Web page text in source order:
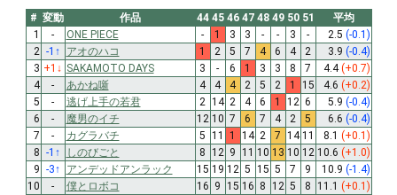
# 変動 作品 44 45 46 47 48 49 50 51
平均
1
- ONE PIECE - 1 3 3 - - 3 - 2.5 (-0.1)
2 -1 ↑ アオのハコ 1 2 5 7 4 6 4 2 3.9 (-0.4)
3 +1 ↓ SAKAMOTO DAYS 3 - 6 1 3 3 8 7 4.4(+0.7)
4
- あかね噺 4 4 4 2 5 2 1 15 4.6 (+0.2)
5
- 逃げ上手の若君 2 14 2 4 6 1 12 6 5.9 (-0.4)
6
- 魔男のイチ 12 10 7 6 7 4 2 5 6.6 (-0.4)
7
- カグラバチ 5 11 1 14 2 7 14 11 8.1 (+0.1)
8 -1 ↑ しのびごと 8 12 9 11 10 13 10 12 10.6 (+1.0)
9 -3↑ アンデッドアンラック 15 19 12 5 15 5 7 9 10.9 (-1.4)
10
- 僕とロボコ 16 9 15 16 8 12 5 8 11.1 (+0.1)